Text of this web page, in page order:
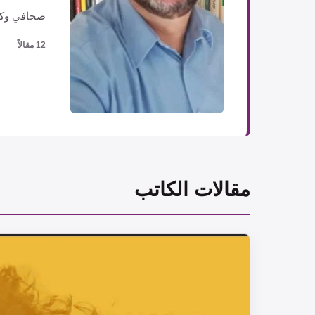
صحافي
12 مقالاً
مقالات الكاتب